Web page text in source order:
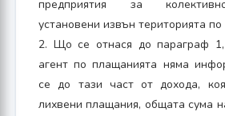
предприятия за
установени извън територията
2. Що се отнася до параграф 1,
агент по плащанията няма
се до тази част от дохода,
лихвени плащания, общата сума